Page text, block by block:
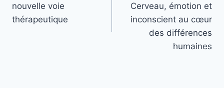
nouvelle voie
thérapeutique
Cerveau, émotion et
inconscient au cœur
des différences
humaines